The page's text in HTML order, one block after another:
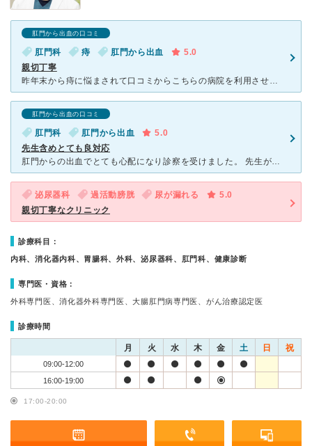
肛門から出血の口コミ
肛門科 痔 肛門から出血
5.0
親切丁寧
昨年末から痔に悩まされて口コミからこちらの病院を利用させてもらいました、初診〜術後まで非常に親切に対応して下さり安心して通院させてもらってます、駅から直結してるので交通の便も良く、駅には駐輪場、駐車場
肛門から出血の口コミ
肛門科 肛門から出血
5.0
先生含めとても良対応
肛門からの出血でとても心配になり診察を受けました。 先生がとても親身にお話を聞いて下さり、診察中も痛くないかどうかケアを丁寧にかけてくれました。 手術も痛みを感じなくて、腕も確かでした。 と
泌尿器科 過活動膀胱 尿が漏れる
5.0
親切丁寧なクリニック
診療科目：
内科、消化器内科、胃腸科、外科、泌尿器科、肛門科、健康診断
専門医・資格：
外科専門医、消化器外科専門医、大腸肛門病専門医、がん治療認定医
診療時間
月 火 水 木 金 土 日 祝
09:00-12:00
16:00-19:00
17:00-20:00